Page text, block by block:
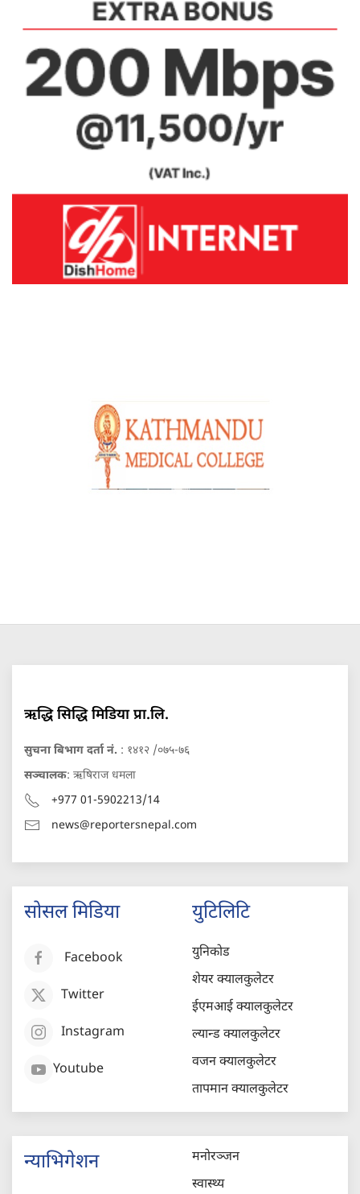
ऋद्धि सिद्धि मिडिया प्रा.लि.
सुचना बिभाग दर्ता नं. : १४१२ /०७५-७६
सञ्चालक: ऋषिराज धमला
+977 01-5902213/14
news@reportersnepal.com
सोसल मिडिया
Facebook
Twitter
Instagram
Youtube
युटिलिटि
युनिकोड
शेयर क्यालकुलेटर
ईएमआई क्यालकुलेटर
ल्यान्ड क्यालकुलेटर
वजन क्यालकुलेटर
तापमान क्यालकुलेटर
न्याभिगेशन
मनोरञ्जन
स्वास्थ्य